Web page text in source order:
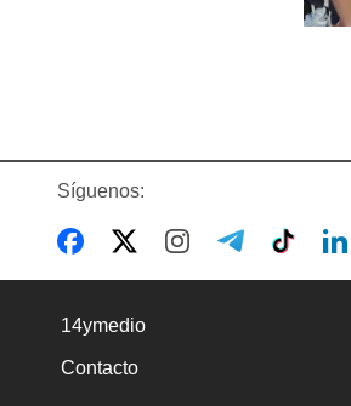
Síguenos:
14ymedio
Contacto